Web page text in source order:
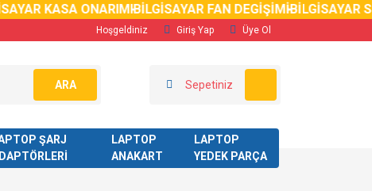
KASA ONARIMIBİLGİSAYAR FAN DEGİŞİMİBİLGİSAYAR
Hoşgeldiniz Giriş Yap Üye Ol
ARA Sepetiniz
ŞARJ
LAPTOP
ANAKART
LAPTOP
YEDEK PARÇA